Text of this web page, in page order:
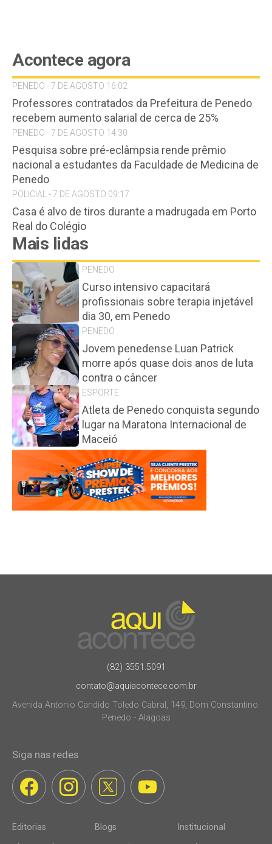
Acontece agora
PENEDO - 7 DE AGOSTO 16:02
Professores contratados da Prefeitura de Penedo
recebem aumento salarial de cerca de 25%
PENEDO - 7 DE AGOSTO 14:30
Pesquisa sobre pré-eclâmpsia rende prêmio
nacional a estudantes da Faculdade de Medicina de
Penedo
POLICIAL - 7 DE AGOSTO 09:17
Casa é alvo de tiros durante a madrugada em Porto
Real do Colégio
Mais lidas
PENEDO
Curso intensivo capacitará
profissionais sobre terapia injetável
dia 30, em Penedo
PENEDO
Jovem penedense Luan Patrick
morre após quase dois anos de luta
contra o câncer
ESPORTE
Atleta de Penedo conquista segundo
lugar na Maratona Internacional de
Maceió
(82) 3551.5091
contato@aquiacontece.com.br
Avenida Antonio Candido Toledo Cabral, 149, Dom Constantino.
Penedo - Alagoas
Siga nas redes
Editorias Blogs Institucional